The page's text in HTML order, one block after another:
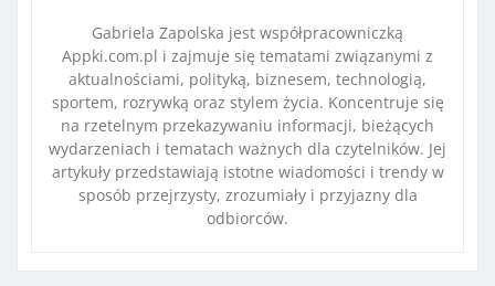
Gabriela Zapolska jest współpracowniczką
Appki.com.pl i zajmuje się tematami związanymi z
aktualnościami, polityką, biznesem, technologią,
sportem, rozrywką oraz stylem życia. Koncentruje się
na rzetelnym przekazywaniu informacji, bieżących
wydarzeniach i tematach ważnych dla czytelników. Jej
artykuły przedstawiają istotne wiadomości i trendy w
sposób przejrzysty, zrozumiały i przyjazny dla
odbiorców.